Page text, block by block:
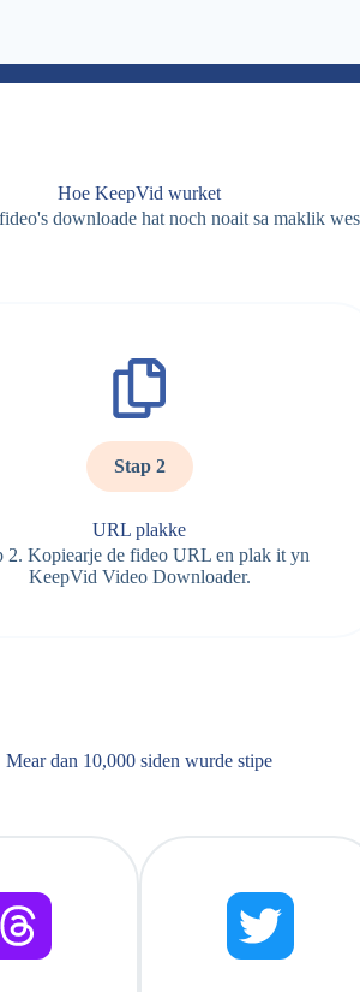
Hoe KeepVid wurket
downloade hat noch noait sa maklik
Stap 2
URL plakke
2. Kopiearje de fideo URL en plak it yn
KeepVid Video Downloader.
Mear dan 10,000 siden wurde stipe